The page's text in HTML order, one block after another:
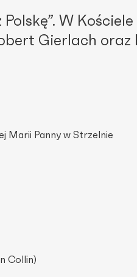
W
Gierlach oraz
Marii Panny w Strzelnie
Collin)